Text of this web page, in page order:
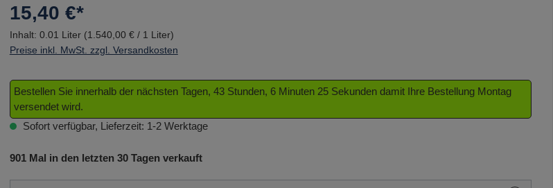
15,40 €*
Inhalt: 0.01 Liter (1.540,00 € / 1 Liter)
Preise inkl. MwSt. zzgl. Versandkosten
Bestellen Sie innerhalb der nächsten Tagen, 43 Stunden, 6 Minuten 25 Sekunden damit Ihre Bestellung Montag
versendet wird.
Sofort verfügbar, Lieferzeit: 1-2 Werktage
901 Mal in den letzten 30 Tagen verkauft